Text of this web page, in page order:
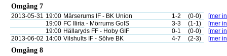
Omgång 7
2013-05-31 19:00 Märserums IF - BK Union 1-2 (0-0)
[mer
19:00 FC Iliria - Mörrums GoIS 3-3 (1-1)
[mer
19:00 Hällaryds FF - Hoby GIF 0-1 (0-0)
[mer
2013-06-02 14:00 Vilshults IF - Sölve BK 4-7 (2-3) [mer
Omgång 8